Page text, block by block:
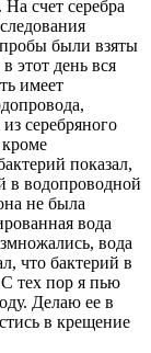
счет серебра
были взяты
этот день вся
имеет
серебряного
показал,
в водопроводной
не была
вода
вода
что бактерий в
тех пор я пью
Делаю ее в
в крещение